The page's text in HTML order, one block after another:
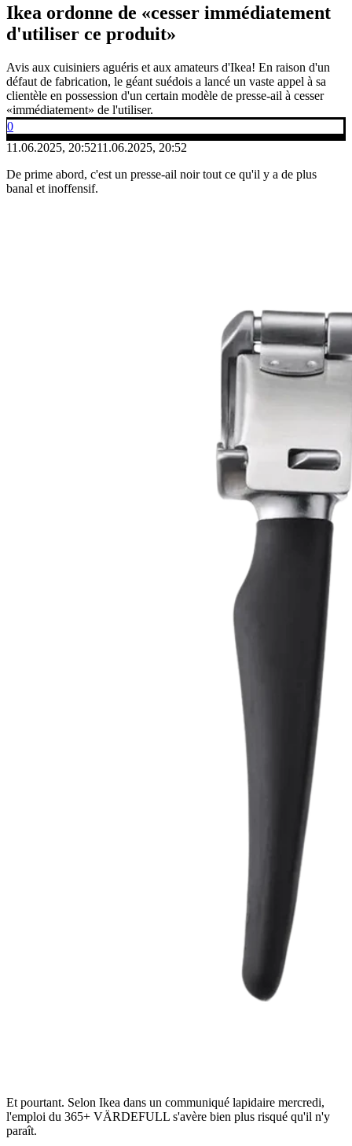
Ikea ordonne de «cesser immédiatement
d'utiliser ce produit»
Avis aux cuisiniers aguéris et aux amateurs d'Ikea! En raison d'un
défaut de fabrication, le géant suédois a lancé un vaste appel à sa
clientèle en possession d'un certain modèle de presse-ail à cesser
«immédiatement» de l'utiliser.
0
11.06.2025, 20:5211.06.2025, 20:52
De prime abord, c'est un presse-ail noir tout ce qu'il y a de plus
banal et inoffensif.
Et pourtant. Selon Ikea dans un communiqué lapidaire mercredi,
l'emploi du 365+ VÄRDEFULL s'avère bien plus risqué qu'il n'y
paraît.